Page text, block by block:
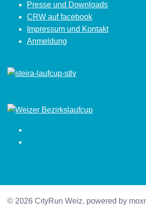
Presse und Downloads
CRW auf facebook
Impressum und Kontakt
Anmeldung
© 2026 CityRun Weiz. powered by